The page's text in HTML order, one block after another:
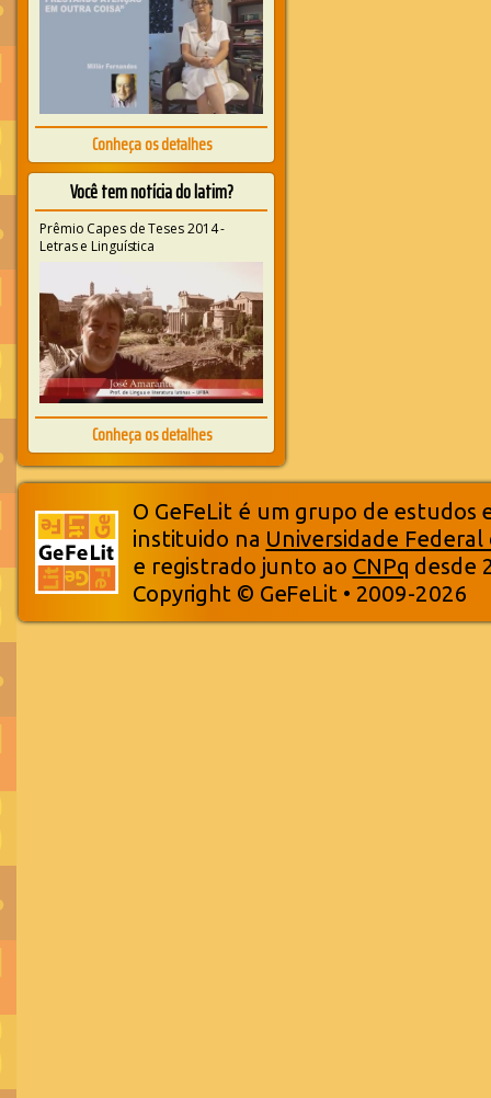
Conheça os detalhes
Você tem notícia do latim?
Prêmio Capes de Teses 2014 -
Letras e Linguística
Conheça os detalhes
O GeFeLit é um grupo de estudos
instituido na Universidade Federal
e registrado junto ao CNPq desde
Copyright © GeFeLit • 2009-2026